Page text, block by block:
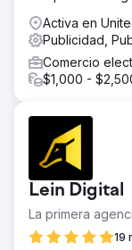
Activa en
Publicidad,
Comercio
$1,000 -
Lein Digital
La primera
19